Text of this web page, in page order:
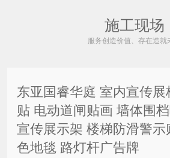
施工现场
服务创造价值、存在造就
东亚国睿华庭 室内宣传
贴 电动道闸贴画 墙体围
宣传展示架 楼梯防滑警示
色地毯 路灯杆广告牌